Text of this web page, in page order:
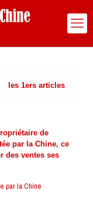
les 1ers articles
de
par la Chine, ce
des ventes ses
par la Chine